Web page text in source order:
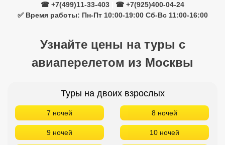
☎ +7(499)11-33-403
☎ +7(925)400-04-24
✅ Время работы: Пн-Пт 10:00-19:00 Сб-Вс 11:00-16:00
Узнайте цены на туры с
авиаперелетом из Москвы
Туры на двоих взрослых
7 ночей 8 ночей
9 ночей 10 ночей